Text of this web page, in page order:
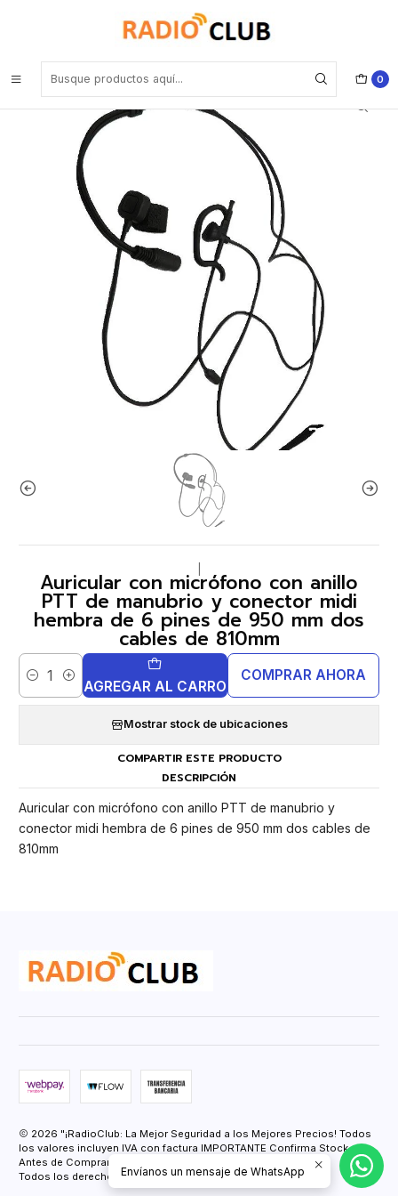
0
Auricular con micrófono con anillo PTT de manubrio y conector midi
hembra de 6 pines de 950 mm dos cables de 810mm
Auricular con micrófono con anillo
PTT de manubrio y conector midi
hembra de 6 pines de 950 mm dos
cables de 810mm
Cantidad AGREGAR AL CARRO
COMPRAR AHORA
Mostrar stock de ubicaciones
COMPARTIR ESTE PRODUCTO
DESCRIPCIÓN
Auricular con micrófono con anillo PTT de manubrio y
conector midi hembra de 6 pines de 950 mm dos cables de
810mm
2026 "¡RadioClub: La Mejor Seguridad a los Mejores Precios! Todos
los valores incluyen IVA con factura IMPORTANTE Confirma Stock
Antes de Comprar.".
Todos los derechos reservados. Desarrollado por Jumpseller
Envíanos un mensaje de WhatsApp